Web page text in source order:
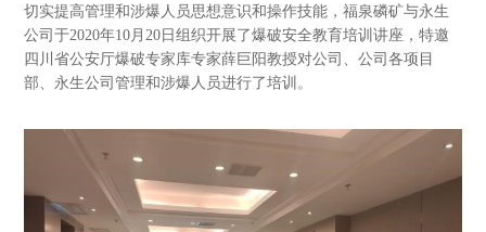
切实提高管理和涉爆人员思想意识和操作技能，福泉磷矿与永生
公司于2020年10月20日组织开展了爆破安全教育培训讲座，特邀
四川省公安厅爆破专家库专家薛巨阳教授对公司、公司各项目
部、永生公司管理和涉爆人员进行了培训。